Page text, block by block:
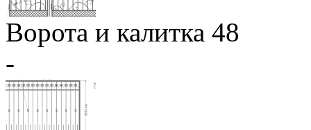
Ворота и калитка 48
-